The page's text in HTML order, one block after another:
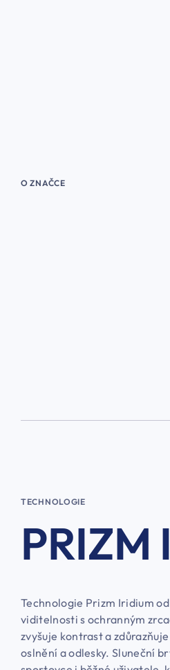
O ZNAČCE
TECHNOLOGIE
PRIZM
Technologie Prizm Iridium
viditelnosti s ochranným
zvyšuje kontrast a
oslnění a odlesky. Sluneční